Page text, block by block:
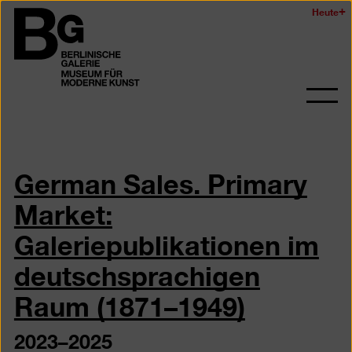
Zum
Seiteninhalt
springen
Berlinischen
Galerie
Heute
German Sales. Primary
Market:
Galeriepublikationen im
deutschsprachigen
Raum (1871–1949)
2023–2025